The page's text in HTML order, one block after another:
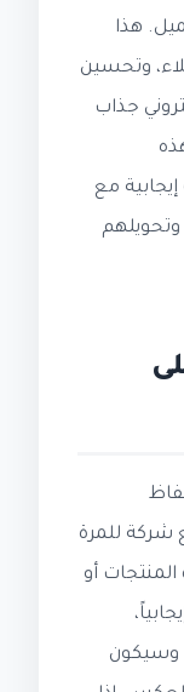
هذا
وتحسين
جذاب
مع
وتحويلهم
شركة للمرة
أو
وسيكون